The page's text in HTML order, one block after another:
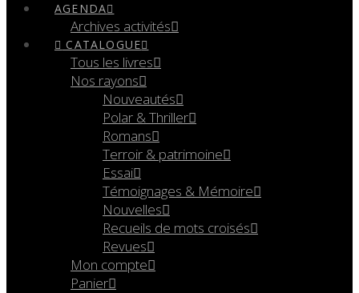
AGENDA
Archives activités
CATALOGUE
Tous les livres
Nos rayons
Nouveautés
Polar & Thriller
Romans
Terroir & patrimoine
Essai
Témoignages & Mémoire
Nouvelles
Recueils de mots croisés
Revues
Mon compte
Panier